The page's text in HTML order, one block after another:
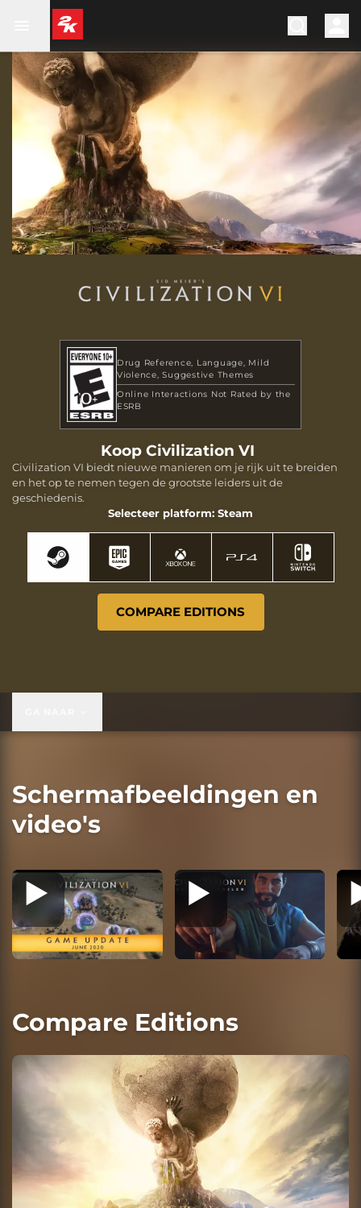
Drug Reference Language
Mild
Violence Suggestive Themes
Online Interactions Not Rated by the
ESRB
Koop Civilization VI
Civilization VI biedt nieuwe manieren om je rijk uit te breiden
en het op te nemen tegen de grootste leiders uit de
geschiedenis.
Selecteer platform: Steam
COMPARE EDITIONS
Schermafbeeldingen en
video's
Compare Editions